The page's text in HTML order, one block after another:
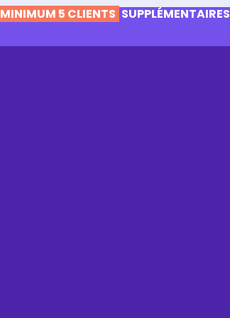
MINIMUM 5 CLIENTS SUPPLÉMENTAIRES